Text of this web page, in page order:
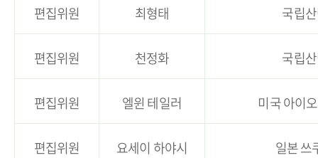
편집위원 최형태 국립
편집위원 천정화 국립
편집위원 엘윈 테일러 미국 아이
편집위원 요세이 하야시 일본 쓰